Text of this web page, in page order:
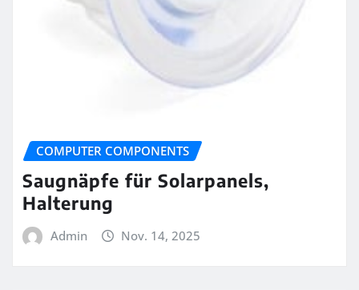
COMPUTER COMPONENTS
Saugnäpfe für Solarpanels,
Halterung
Admin Nov. 14, 2025